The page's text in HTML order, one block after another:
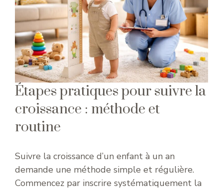
Étapes pratiques pour suivre la
croissance : méthode et
routine
Suivre la croissance d’un enfant à un an
demande une méthode simple et régulière.
Commencez par inscrire systématiquement la